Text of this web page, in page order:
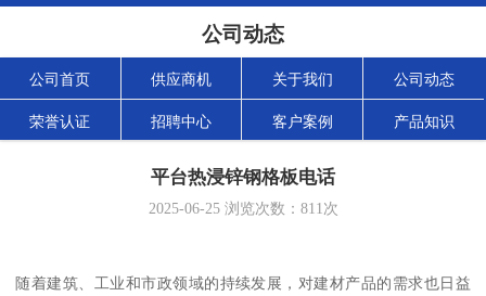
公司动态
公司首页 供应商机 关于我们 公司动态
荣誉认证 招聘中心 客户案例 产品知识
平台热浸锌钢格板电话
2025-06-25浏览次数： 811次
随着建筑、工业和市政领域的持续发展，对建材产品的需求也日益